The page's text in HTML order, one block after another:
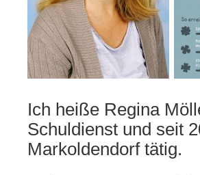
Ich heiße Regina
Schuldienst und seit
Markoldendorf tätig.